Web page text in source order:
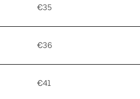
€35
€36
€41